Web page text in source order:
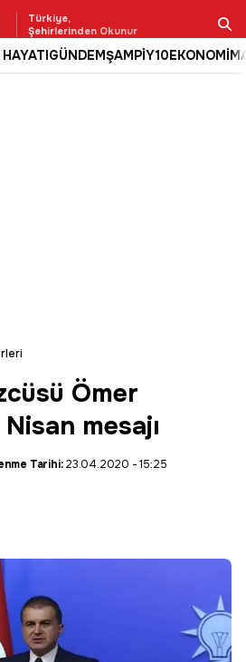
Türkiye,
Şehirlerinden Okunur
GÜNDEMŞAMPİY10EKONOMİ
Ara
Ömer
mesajı
Tarihi:23.04.2020 - 15:25